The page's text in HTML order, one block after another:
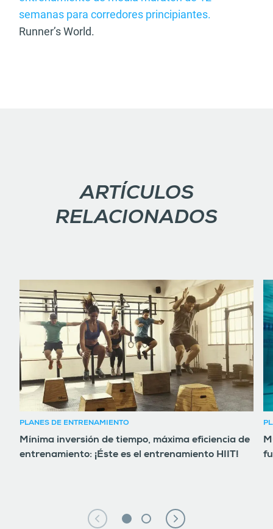
semanas para corredores principiantes.
Runner’s World.
ARTÍCULOS
RELACIONADOS
PLANES DE ENTRENAMIENTO
Mínima inversión de tiempo, máxima eficiencia de
entrenamiento: ¡Éste es el entrenamiento HIIT!